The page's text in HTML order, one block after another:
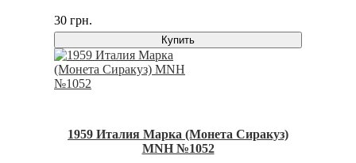
30 грн.
Купить
1959 Италия Марка (Монета Сиракуз)
MNH №1052